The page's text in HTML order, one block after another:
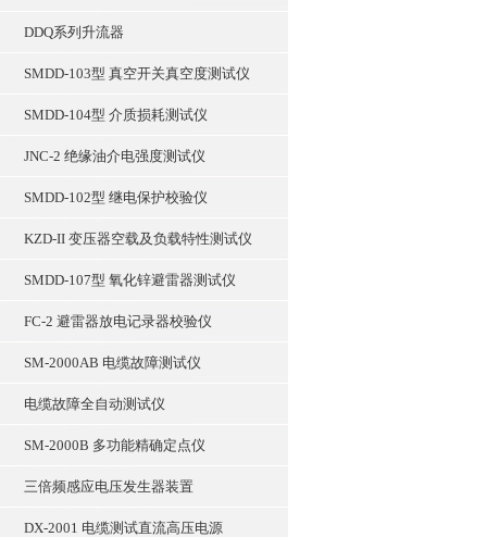
DDQ系列升流器
SMDD-103型 真空开关真空度测试仪
SMDD-104型 介质损耗测试仪
JNC-2 绝缘油介电强度测试仪
SMDD-102型 继电保护校验仪
KZD-II 变压器空载及负载特性测试仪
SMDD-107型 氧化锌避雷器测试仪
FC-2 避雷器放电记录器校验仪
SM-2000AB 电缆故障测试仪
电缆故障全自动测试仪
SM-2000B 多功能精确定点仪
三倍频感应电压发生器装置
DX-2001 电缆测试直流高压电源